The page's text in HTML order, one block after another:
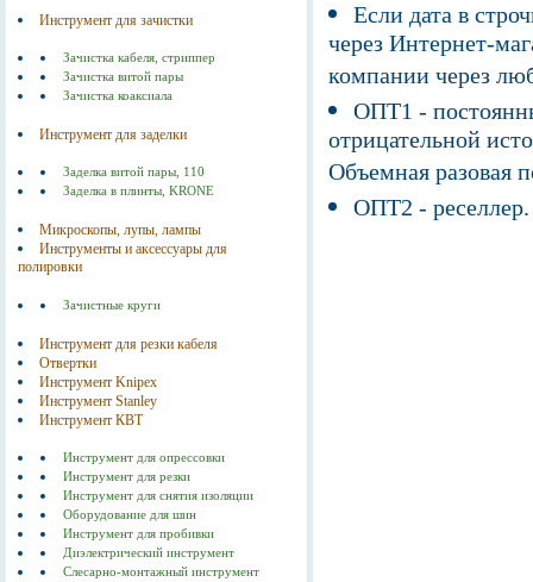
Инструмент для зачистки
Зачистка кабеля, стриппер
Зачистка витой пары
Зачистка коаксиала
Инструмент для заделки
Заделка витой пары, 110
Заделка в плинты, KRONE
Микроскопы, лупы, лампы
Инструменты и аксессуары для
полировки
Зачистные круги
Инструмент для резки кабеля
Отвертки
Инструмент Knipex
Инструмент Stanley
Инструмент КВТ
Инструмент для опрессовки
Инструмент для резки
Инструмент для снятия изоляции
Оборудование для шин
Инструмент для пробивки
Диэлектрический инструмент
Слесарно-монтажный инструмент
Если дата в
через Интернет-
компании через
ОПТ1 -
отрицательной
Объемная разовая
ОПТ2 -